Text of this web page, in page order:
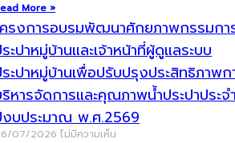
More »
รงการอบรมพัฒนาศักยภาพกรรมกา
ะปาหมู่บ้านและเจ้าหน้าที่ผู้ดูแลระบบ
ะปาหมู่บ้านเพื่อปรับปรุงประสิทธิภาพก
หารจัดการและคุณภาพน้ำประปาประจ
บประมาณ พ.ศ.2569
07/2026 ไม่มีความเห็น